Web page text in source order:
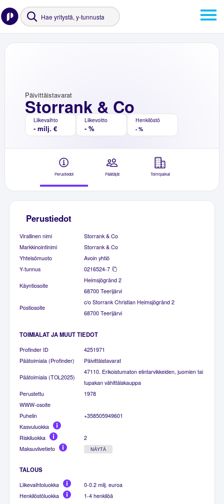
Storrank & Co
Päivittäistavarat
Liikevaihto
- milj. €
Liikevoitto
- %
Henkilöstö
- %
Perustiedot Päättäjät Toimipaikat
Perustiedot
Virallinen nimi
Storrank & Co
Markkinointinimi
Storrank & Co
Yhteisömuoto
Avoin yhtiö
Y-tunnus
0216524-7
Käyntiosoite
Heimsjögränd 2
68700 Teerijärvi
Postiosoite
c/o Storrank Christian Heimsjögränd 2
68700 Teerijärvi
TOIMIALAT JA MUUT TIEDOT
Profinder ID
4251971
Päätoimiala (Profinder)
Päivittäistavarat
Päätoimiala (TOL2025)
47110. Erikoistumaton elintarvikkeiden, juomien tai
tupakan vähittäiskauppa
Perustettu
1978
WWW-osoite
Puhelin
+358505949601
Kasvuluokka
Riskiluokka
2
Maksuviivetieto
NÄYTÄ
TALOUS
Liikevaihtoluokka
0-0.2 milj. euroa
Henkilöstöluokka
1-4 henkilöä